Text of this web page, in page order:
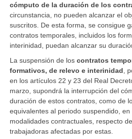
cómputo de la duración de los
circunstancia, no pueden alcanzar el
suscritos. De esta forma, se consigue
contratos temporales, incluidos los
interinidad, puedan alcanzar su
La suspensión de los contratos
formativos, de relevo e interinidad ,
en los artículos 22 y 23 del Real
marzo, supondrá la interrupción del
duración de estos contratos, como de
equivalentes al periodo suspendido,
modalidades contractuales, respecto
trabajadoras afectadas por estas.